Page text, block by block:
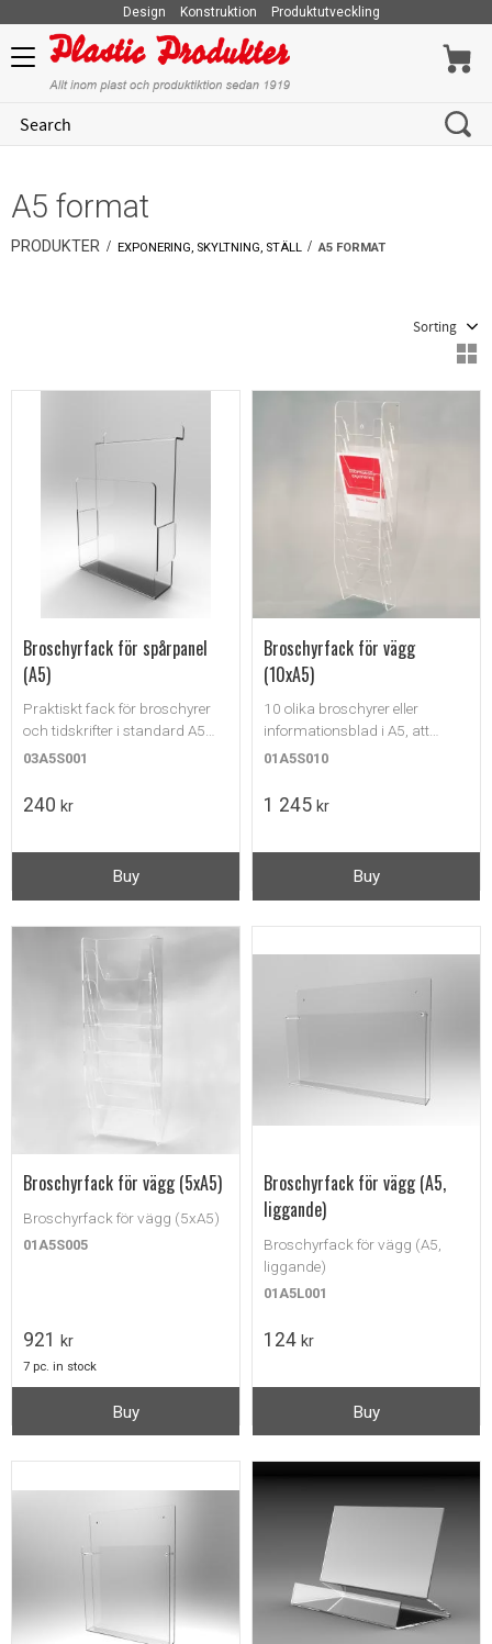
Menu
Design Konstruktion Produktutveckling
A5 format
PRODUKTER EXPONERING, SKYLTNING, STÄLL A5 FORMAT
Broschyrfack för spårpanel
(A5)
Praktiskt fack för broschyrer
och tidskrifter i standard A5
format.
03A5S001
240 kr
Buy
Broschyrfack för vägg
(10xA5)
10 olika broschyrer eller
informationsblad i A5, att
elegant fästa på väggen.
01A5S010
1 245 kr
Buy
Broschyrfack för vägg (5xA5)
Broschyrfack för vägg (5xA5)
01A5S005
921 kr
7 pc. in stock
Buy
Broschyrfack för vägg (A5,
liggande)
Broschyrfack för vägg (A5,
liggande)
01A5L001
124 kr
Buy